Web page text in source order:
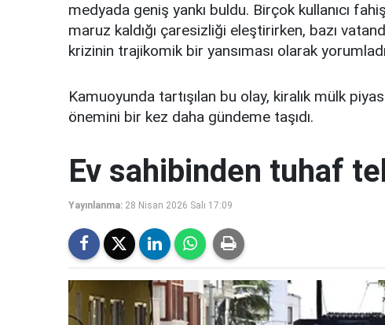
medyada geniş yankı buldu. Birçok kullanıcı
maruz kaldığı çaresizliği eleştirirken, bazı
krizinin trajikomik bir yansıması olarak
Kamuoyunda tartışılan bu olay, kiralık mülk
önemini bir kez daha gündeme taşıdı.
Ev sahibinden tuhaf
Yayınlanma: 28 Nisan 2026 Salı 17:09